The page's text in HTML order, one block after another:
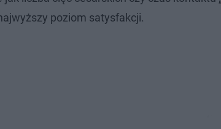
poziom satysfakcji.